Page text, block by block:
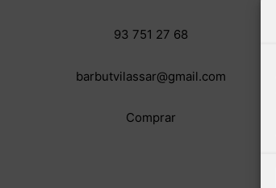
93 751 27 68
barbutvilassar@gmail.com
Comprar